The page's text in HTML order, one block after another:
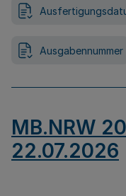
Ausgabennummer
MB.NRW
22.07.2026